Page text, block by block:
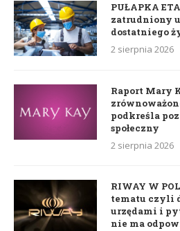
PUŁAPKA
zatrudniony
dostatniego
2 sierpnia 2026
Raport Mary
podkreśla
społeczny
2 sierpnia 2026
RIWAY W
tematu czyli
urzędami i
nie ma